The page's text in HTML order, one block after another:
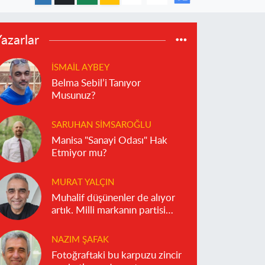
İSMAIL AYBEY
Belma Sebil’i Tanıyor
Musunuz?
SARUHAN SIMSAROĞLU
Manisa "Sanayi Odası" Hak
Etmiyor mu?
MURAT YALÇIN
Muhalif düşünenler de alıyor
artık. Milli markanın partisi
NAZIM ŞAFAK
Fotoğraftaki bu karpuzu zincir